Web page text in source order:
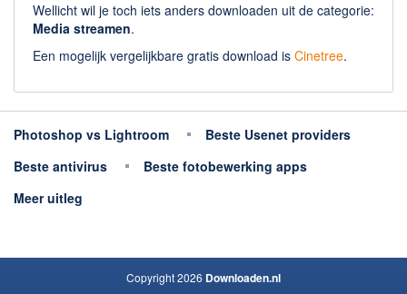
Wellicht wil je toch iets anders downloaden uit de categorie:
Media streamen.
Een mogelijk vergelijkbare gratis download is Cinetree.
Photoshop vs Lightroom
Beste Usenet providers
Beste antivirus
Beste fotobewerking apps
Meer uitleg
Copyright 2026 Downloaden.nl